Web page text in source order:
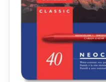
kamu yang
terlihat lebih nyata.